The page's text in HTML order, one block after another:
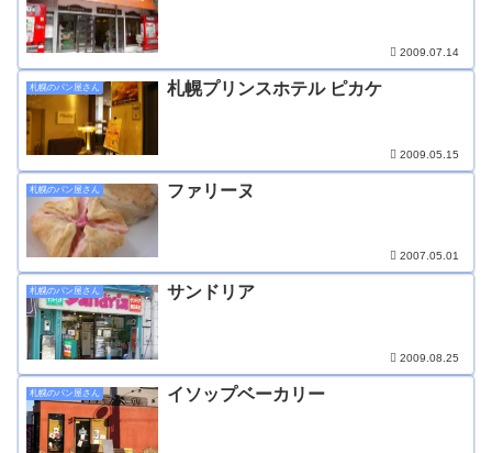
2009.07.14
札幌のパン屋さん 札幌プリンスホテル ピカケ
2009.05.15
札幌のパン屋さん ファリーヌ
2007.05.01
札幌のパン屋さん サンドリア
2009.08.25
札幌のパン屋さん イソップベーカリー